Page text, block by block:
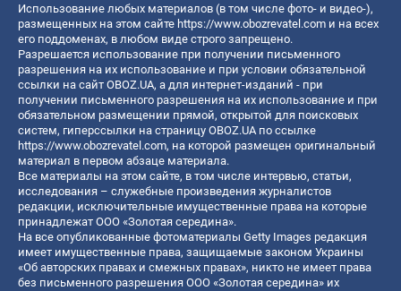
Использование любых материалов (в том числе фото- и видео-),
размещенных на этом сайте https://www.obozrevatel.com и на всех
его поддоменах, в любом виде строго запрещено.
Разрешается использование при получении письменного
разрешения на их использование и при условии обязательной
ссылки на сайт OBOZ.UA, а для интернет-изданий - при
получении письменного разрешения на их использование и при
обязательном размещении прямой, открытой для поисковых
систем, гиперссылки на страницу OBOZ.UA по ссылке
https://www.obozrevatel.com, на которой размещен оригинальный
материал в первом абзаце материала.
Все материалы на этом сайте, в том числе интервью, статьи,
исследования – служебные произведения журналистов
редакции, исключительные имущественные права на которые
принадлежат ООО «Золотая середина».
На все опубликованные фотоматериалы Getty Images редакция
имеет имущественные права, защищаемые законом Украины
«Об авторских правах и смежных правах», никто не имеет права
без письменного разрешения ООО «Золотая середина» их